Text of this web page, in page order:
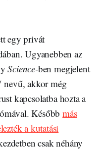
egy privát
Ugyanebben az
Science-ben megjelent
nevű, akkor még
kapcsolatba hozta a
Későbbmás
a kutatási
csak néhány